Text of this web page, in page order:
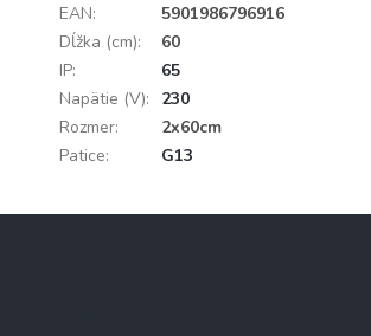
EAN:
5901986796916
Dĺžka (cm):
60
IP:
65
Napätie (V):
230
Rozmer:
2x60cm
Patice: G13